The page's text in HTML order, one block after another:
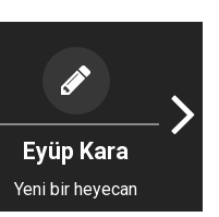
Eyüp Kara
Yeni bir heyecan